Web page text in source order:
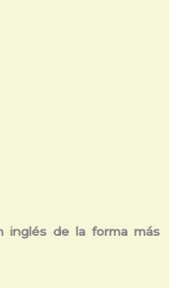
inglés de la forma más